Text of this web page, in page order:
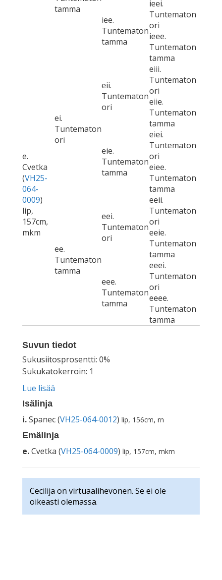
tamma
iee.
Tuntematon
tamma
ieei.
Tuntematon
ori
ieee.
Tuntematon
tamma
e.
Cvetka
(VH25-
064-
0009)
lip,
157cm,
mkm
ei.
Tuntematon
ori
eii.
Tuntematon
ori
eiii.
Tuntematon
ori
eiie.
Tuntematon
tamma
eie.
Tuntematon
tamma
eiei.
Tuntematon
ori
eiee.
Tuntematon
tamma
ee.
Tuntematon
tamma
eei.
Tuntematon
ori
eeii.
Tuntematon
ori
eeie.
Tuntematon
tamma
eee.
Tuntematon
tamma
eeei.
Tuntematon
ori
eeee.
Tuntematon
tamma
Suvun tiedot
Sukusiitosprosentti: 0%
Sukukatokerroin: 1
Lue lisää
Isälinja
i.Spanec (VH25-064-0012) lip, 156cm, rn
Emälinja
e.Cvetka (VH25-064-0009) lip, 157cm, mkm
Cecilija on virtuaalihevonen. Se ei ole
oikeasti olemassa.